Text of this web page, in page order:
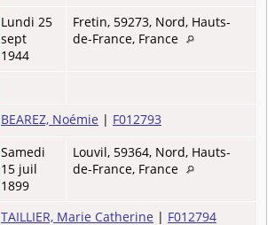
Lundi 25
sept
1944
Fretin, 59273, Nord, Hauts-
de-France, France
BEAREZ, Noémie | F012793
Samedi
15 juil
1899
Louvil, 59364, Nord, Hauts-
de-France, France
TAILLIER, Marie Catherine | F012794